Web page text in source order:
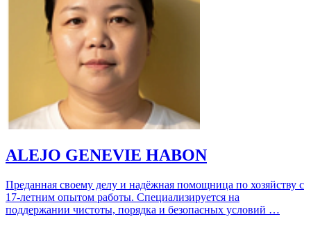
ALEJO GENEVIE HABON
Преданная своему делу и надёжная помощница по хозяйству с
17‑летним опытом работы. Специализируется на
поддержании чистоты, порядка и безопасных условий …